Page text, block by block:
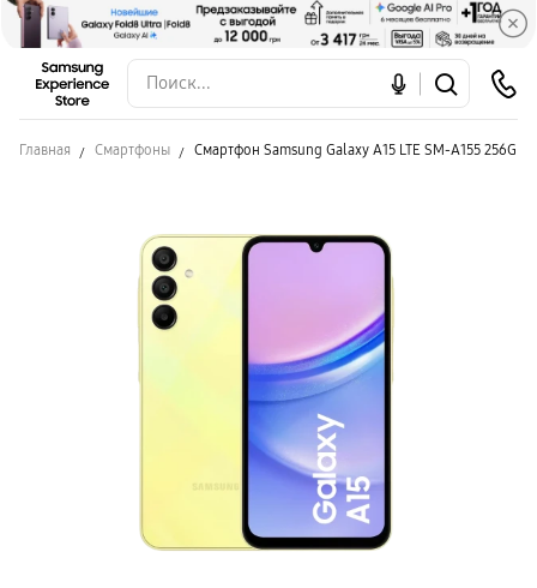
Главная Смартфоны Смартфон Samsung Galaxy A15 LTE SM-A155 256GB